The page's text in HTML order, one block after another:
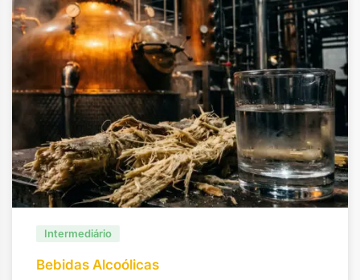
Intermediário
Bebidas Alcoólicas